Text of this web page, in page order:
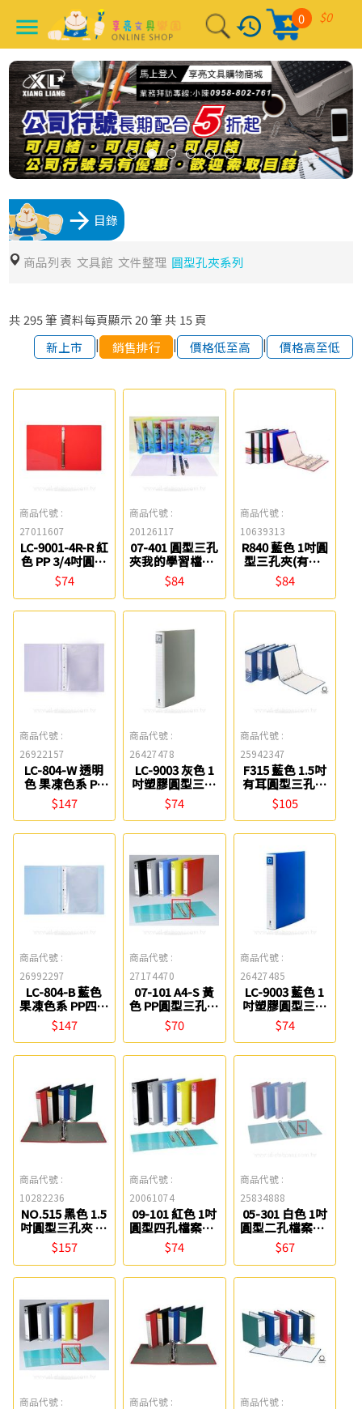
menu history $0
0
arrow_forward 目錄
商品列表 文具館 文件整理 圓型孔夾系列
共 295筆 資料每頁顯示 20筆 共 15頁
新上市
| 銷售排行 | 價格低至高 | 價格高至低
商品代號 :
27011607
LC-9001-4R-R 紅
色 PP 3/4吋圓型
四孔夾(無耳) 連
勤牌
$74
商品代號 :
20126117
07-401 圓型三孔
夾我的學習檔案-
柔彩 新德牌
$84
商品代號 :
10639313
R840 藍色 1吋圓
型三孔夾(有耳)
立強
$84
商品代號 :
26922157
LC-804-W 透明
色 果凍色系 PP
四孔活頁式資料
夾(附20張內頁)
連勤牌
$147
商品代號 :
26427478
LC-9003 灰色 1
吋塑膠圓型三孔
夾(無耳) 連勤牌
$74
商品代號 :
25942347
F315 藍色 1.5吋
有耳圓型三孔夾
同春
$105
商品代號 :
26992297
LC-804-B 藍色
果凍色系 PP四孔
活頁式資料夾(附
20張內頁) 連勤
牌
$147
商品代號 :
27174470
07-101 A4-S 黃
色 PP圓型三孔檔
案夾-素面 新德
牌
$70
商品代號 :
26427485
LC-9003 藍色 1
吋塑膠圓型三孔
夾(無耳) 連勤牌
$74
商品代號 :
10282236
NO.515 黑色 1.5
吋圓型三孔夾 自
強
$157
商品代號 :
20061074
09-101 紅色 1吋
圓型四孔檔案夾-
素面(PP) 新德牌
$74
商品代號 :
25834888
05-301 白色 1吋
圓型二孔檔案夾-
柔彩 新德牌
$67
商品代號 :
商品代號 :
商品代號 :